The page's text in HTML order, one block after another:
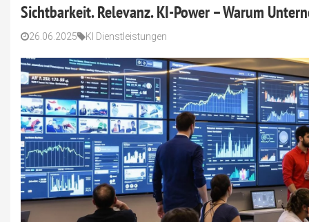
Sichtbarkeit. Relevanz. KI-Power – Warum
26.06.2025 KI Dienstleistungen